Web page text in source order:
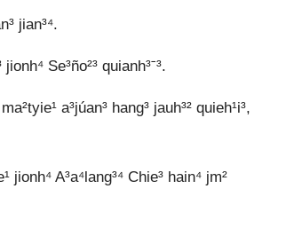
jian³⁴.
jionh⁴ Se³ño²³ quianh³ˉ³.
a³júan³ hang³ jauh³² quieh¹i³,
jionh⁴ A³a⁴lang³⁴ Chie³ hain⁴ jm²